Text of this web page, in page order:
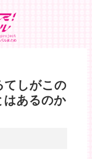
てしがこの
はあるのか